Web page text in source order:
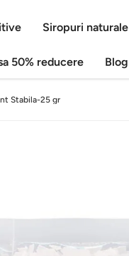
Siropuri naturale
50% reducere Blog
Stabila-25 gr